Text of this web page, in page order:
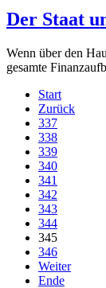
Der Staat
Wenn über den
gesamte
Start
Zurück
337
338
339
340
341
342
343
344
345
346
Weiter
Ende